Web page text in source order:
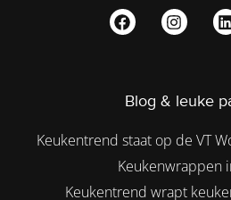
Blog & leuke
Keukentrend staat op de VT
Keukenwrappen
Keukentrend wrapt